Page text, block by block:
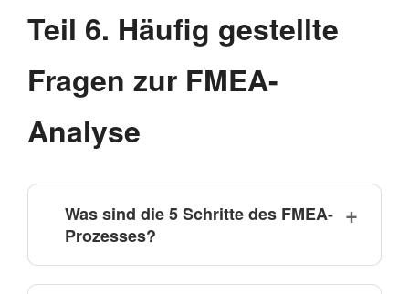
Teil 6. Häufig gestellte
Fragen zur FMEA-
Analyse
Was sind die 5 Schritte des FMEA-
Prozesses?